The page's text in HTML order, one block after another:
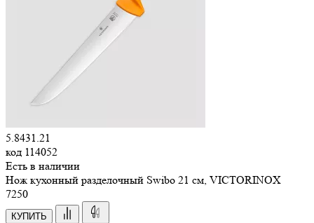
5.8431.21
код 114052
Есть в наличии
Нож кухонный разделочный Swibo 21 см, VICTORINOX
7250
КУПИТЬ